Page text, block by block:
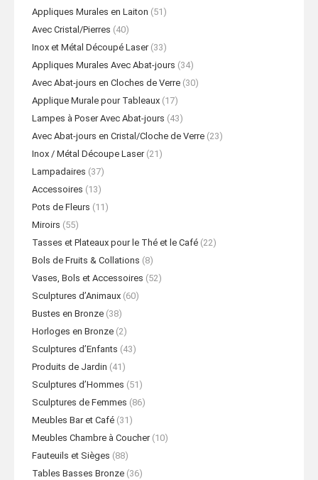
Appliques Murales en Laiton (51)
Avec Cristal/Pierres (40)
Inox et Métal Découpé Laser (33)
Appliques Murales Avec Abat-jours (34)
Avec Abat-jours en Cloches de Verre (30)
Applique Murale pour Tableaux (17)
Lampes à Poser Avec Abat-jours (43)
Avec Abat-jours en Cristal/Cloche de Verre (23)
Inox / Métal Découpe Laser (21)
Lampadaires (37)
Accessoires (13)
Pots de Fleurs (11)
Miroirs (55)
Tasses et Plateaux pour le Thé et le Café (22)
Bols de Fruits & Collations (8)
Vases, Bols et Accessoires (52)
Sculptures d’Animaux (60)
Bustes en Bronze (38)
Horloges en Bronze (2)
Sculptures d’Enfants (43)
Produits de Jardin (41)
Sculptures d’Hommes (51)
Sculptures de Femmes (86)
Meubles Bar et Café (31)
Meubles Chambre à Coucher (10)
Fauteuils et Sièges (88)
Tables Basses Bronze (36)